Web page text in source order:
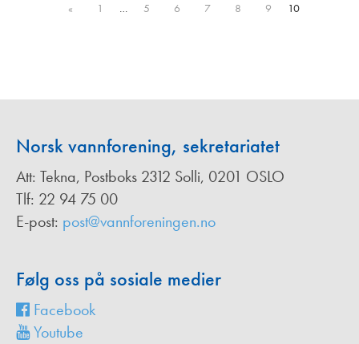
« 1 … 5 6 7 8 9 10
Norsk vannforening, sekretariatet
Att: Tekna, Postboks 2312 Solli, 0201 OSLO
Tlf: 22 94 75 00
E-post: post@vannforeningen.no
Følg oss på sosiale medier
Facebook
Youtube